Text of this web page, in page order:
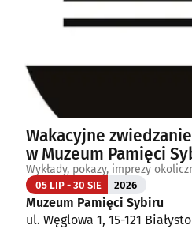
Wakacyjne
w Muzeum Pamięci
Wykłady, pokazy, imprezy
05 LIP - 30 SIE 2026
Muzeum Pamięci Sybiru
ul. Węglowa 1, 15-121